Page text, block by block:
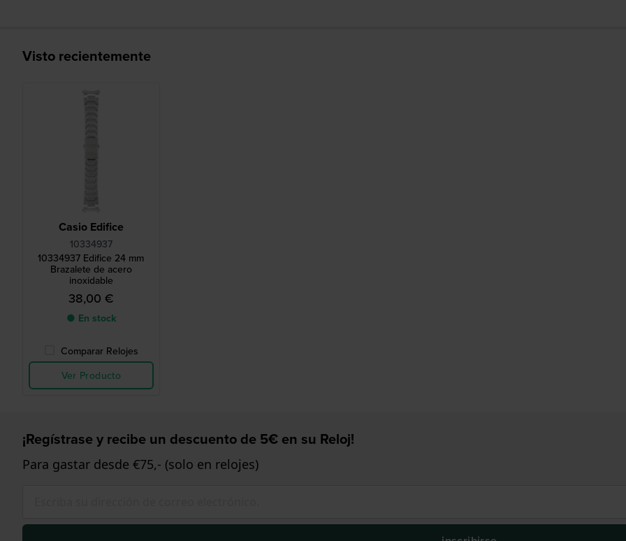
Visto recientemente
Casio Edifice
10334937
10334937 Edifice 24 mm
Brazalete de acero
inoxidable
38,00 €
● En stock
Comparar Relojes
Ver Producto
¡Regístrase y recibe un descuento de 5€ en su Reloj!
Para gastar desde €75,- (solo en relojes)